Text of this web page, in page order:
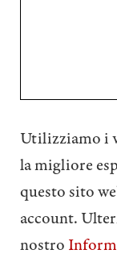
Utilizziamo i
la migliore
questo sito
account.
nostro